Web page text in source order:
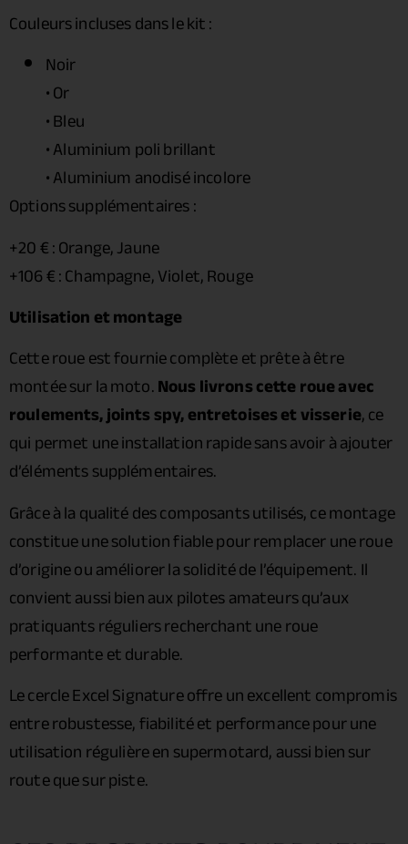
Couleurs incluses dans le kit :
Noir
• Or
• Bleu
• Aluminium poli brillant
• Aluminium anodisé incolore
Options supplémentaires :
+20 € : Orange, Jaune
+106 € : Champagne, Violet, Rouge
Utilisation et montage
Cette roue est fournie complète et prête à être
montée sur la moto.Nous livrons cette roue avec
roulements, joints spy, entretoises et visserie, ce
qui permet une installation rapide sans avoir à ajouter
d’éléments supplémentaires.
Grâce à la qualité des composants utilisés, ce montage
constitue une solution fiable pour remplacer une roue
d’origine ou améliorer la solidité de l’équipement. Il
convient aussi bien aux pilotes amateurs qu’aux
pratiquants réguliers recherchant une roue
performante et durable.
Le cercle Excel Signature offre un excellent compromis
entre robustesse, fiabilité et performance pour une
utilisation régulière en supermotard, aussi bien sur
route que sur piste.